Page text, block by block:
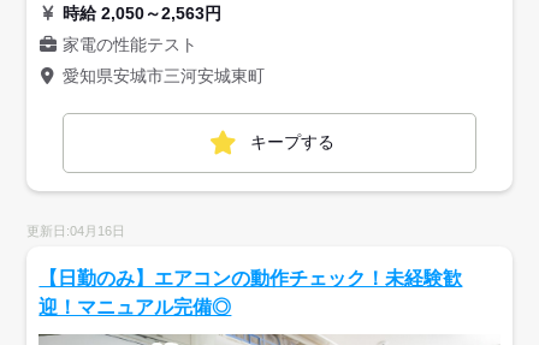
時給 2,050～2,563円
家電の性能テスト
愛知県安城市三河安城東町
キープする
更新日:04月16日
【日勤のみ】エアコンの動作チェック！未経験歓
迎！マニュアル完備◎